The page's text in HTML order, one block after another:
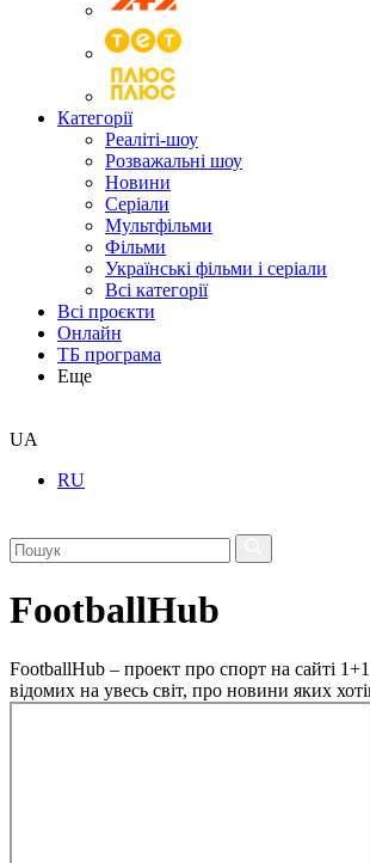
Категорії
Реаліті-шоу
Розважальні шоу
Новини
Серіали
Мультфільми
Фільми
Українські фільми і серіали
Всі категорії
Всі проєкти
Онлайн
ТБ програма
Еще
UA
RU
FootballHub
FootballHub – проект про спорт на сайті
відомих на увесь світ, про новини яких